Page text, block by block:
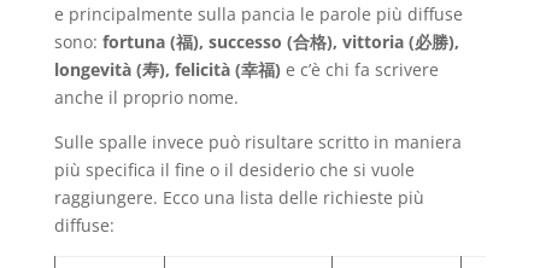
e principalmente sulla pancia le parole più diffuse
sono: fortuna (福), successo (合格), vittoria (必勝),
longevità (寿), felicità (幸福) e c’è chi fa scrivere
anche il proprio nome.
Sulle spalle invece può risultare scritto in maniera
più specifica il fine o il desiderio che si vuole
raggiungere. Ecco una lista delle richieste più
diffuse: